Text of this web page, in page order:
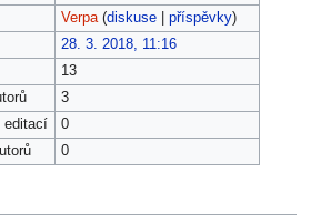
Verpa (diskuse| příspěvky)
28. 3. 2018, 11:16
13
3
editací
0
0